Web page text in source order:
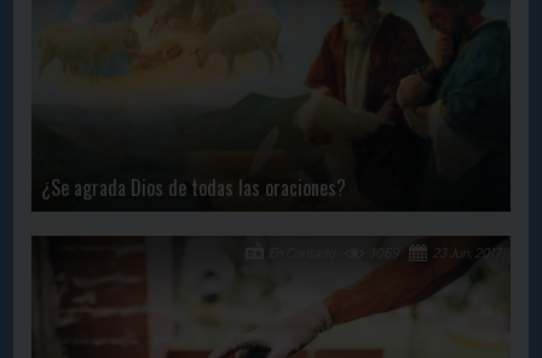
¿Se agrada Dios de todas las oraciones?
23 Jun, 2017
3069